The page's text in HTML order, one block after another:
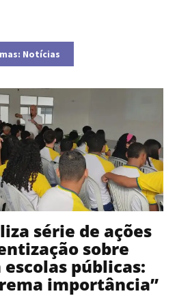
Notícias
série de ações
sobre
públicas:
importância”